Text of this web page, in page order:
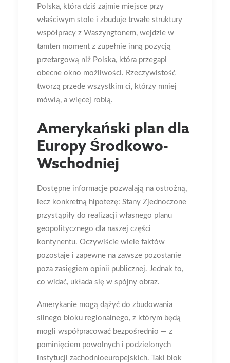
Polska, która dziś zajmie miejsce przy
właściwym stole i zbuduje trwałe struktury
współpracy z Waszyngtonem, wejdzie w
tamten moment z zupełnie inną pozycją
przetargową niż Polska, która przegapi
obecne okno możliwości. Rzeczywistość
tworzą przede wszystkim ci, którzy mniej
mówią, a więcej robią.
Amerykański plan dla
Europy Środkowo-
Wschodniej
Dostępne informacje pozwalają na ostrożną,
lecz konkretną hipotezę: Stany Zjednoczone
przystąpiły do realizacji własnego planu
geopolitycznego dla naszej części
kontynentu. Oczywiście wiele faktów
pozostaje i zapewne na zawsze pozostanie
poza zasięgiem opinii publicznej. Jednak to,
co widać, układa się w spójny obraz.
Amerykanie mogą dążyć do zbudowania
silnego bloku regionalnego, z którym będą
mogli współpracować bezpośrednio — z
pominięciem powolnych i podzielonych
instytucji zachodnioeuropejskich. Taki blok